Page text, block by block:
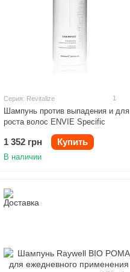
Серия: Revitalize 1
Шампунь против выпадения и для
роста волос ENVIE Specific
Revitalize 1000ml
1 352 грн Купить
В наличии